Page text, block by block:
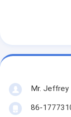
Mr. Jeffrey
86-